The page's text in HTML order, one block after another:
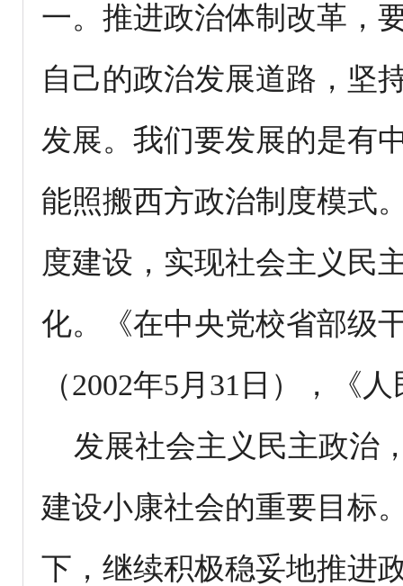
一。推进政治体制改革，
自己的政治发展道路，坚
发展。我们要发展的是有
能照搬西方政治制度模式
度建设，实现社会主义民
化。《在中央党校省部级
（2002年5月31日），《
发展社会主义民主政治
建设小康社会的重要目标
下，继续积极稳妥地推进